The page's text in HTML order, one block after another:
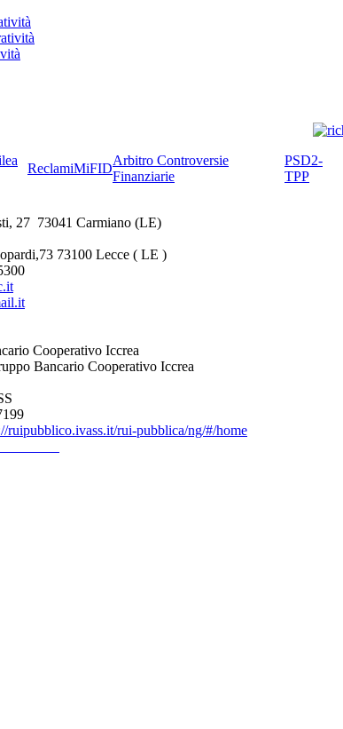
ReclamiMiFID
Arbitro Controversie
Finanziarie
PSD2-
TPP
27 73041 Carmiano (LE)
73100 Lecce ( LE )
Cooperativo Iccrea
Bancario Cooperativo Iccrea
ruipubblico.ivass.it/rui-pubblica/ng/#/home